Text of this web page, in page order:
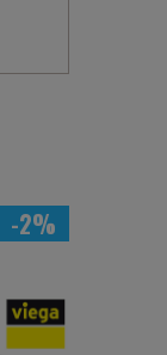
-2%